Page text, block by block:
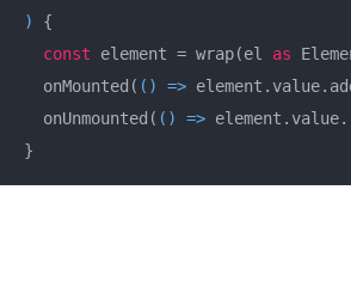
) {
const element = wrap(el as
  onMounted(
() =>
  onUnmounted(
() =>
}